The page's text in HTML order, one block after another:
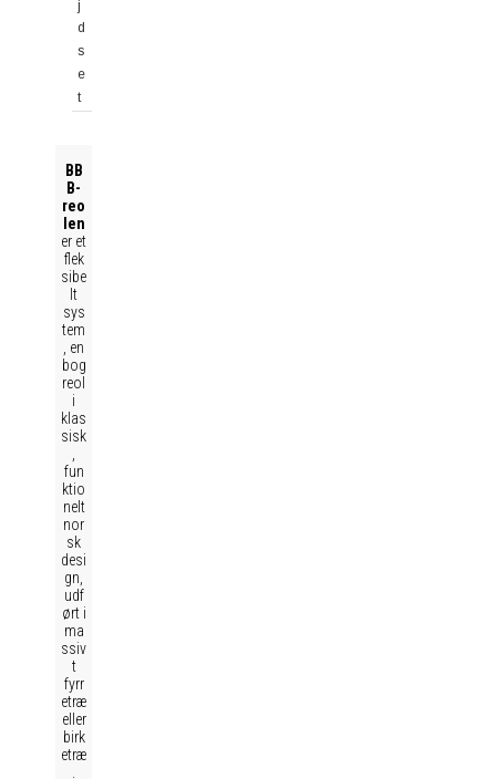
j
d
s
e
t
BB
B-
reo
len
er et
flek
sibe
lt
sys
tem
, en
bog
reol
i
klas
sisk
fun
ktio
nelt
nor
sk
desi
gn,
udf
ørt i
ma
ssiv
t
fyrr
etræ
eller
birk
etræ